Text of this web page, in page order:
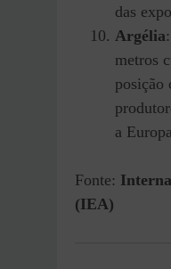
das
Argélia
metros
posição
a
Fonte:
(IEA)